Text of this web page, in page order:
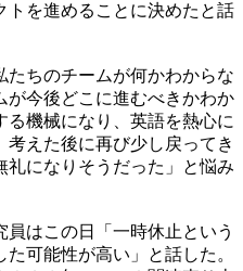
トを進めることに決めたと話
たちのチームが何かわからな
が今後どこに進むべきかわか
る機械になり、英語を熱心に
えた後に再び少し戻ってき
礼になりそうだった」と悩み
はこの日「一時休止という
可能性が高い」と話した。